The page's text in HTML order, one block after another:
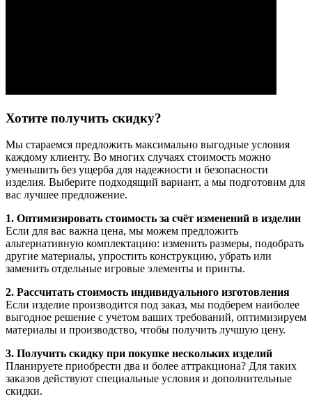
Хотите получить скидку?
Мы стараемся предложить максимально выгодные условия
каждому клиенту. Во многих случаях стоимость можно
уменьшить без ущерба для надежности и безопасности
изделия. Выберите подходящий вариант, а мы подготовим для
вас лучшее предложение.
1. Оптимизировать стоимость за счёт изменений в изделии
Если для вас важна цена, мы можем предложить
альтернативную комплектацию: изменить размеры, подобрать
другие материалы, упростить конструкцию, убрать или
заменить отдельные игровые элементы и принты.
2. Рассчитать стоимость индивидуального изготовления
Если изделие производится под заказ, мы подберем наиболее
выгодное решение с учетом ваших требований, оптимизируем
материалы и производство, чтобы получить лучшую цену.
3. Получить скидку при покупке нескольких изделий
Планируете приобрести два и более аттракциона? Для таких
заказов действуют специальные условия и дополнительные
скидки.